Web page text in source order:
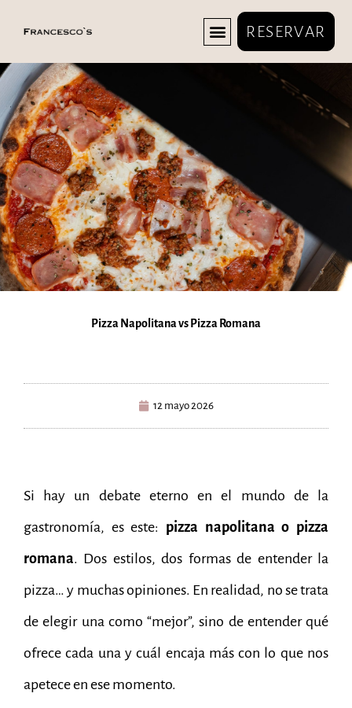
RESERVAR
Pizza Napolitana vs Pizza Romana
12 mayo 2026
Si hay un debate eterno en el mundo de la
gastronomía, es este: pizza napolitana o pizza
romana. Dos estilos, dos formas de entender la
pizza… y muchas opiniones. En realidad, no se trata
de elegir una como “mejor”, sino de entender qué
ofrece cada una y cuál encaja más con lo que nos
apetece en ese momento.